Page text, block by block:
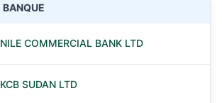
BANQUE
NILE COMMERCIAL BANK LTD
KCB SUDAN LTD